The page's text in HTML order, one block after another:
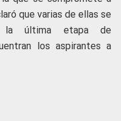
que varias de ellas se
la última etapa de
los aspirantes a